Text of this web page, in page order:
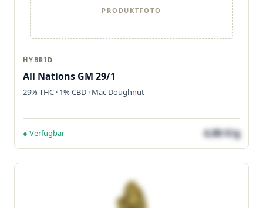
PRODUKTFOTO
HYBRID
All Nations GM 29/1
29% THC · 1% CBD · Mac Doughnut
● Verfügbar 4,86 €/g